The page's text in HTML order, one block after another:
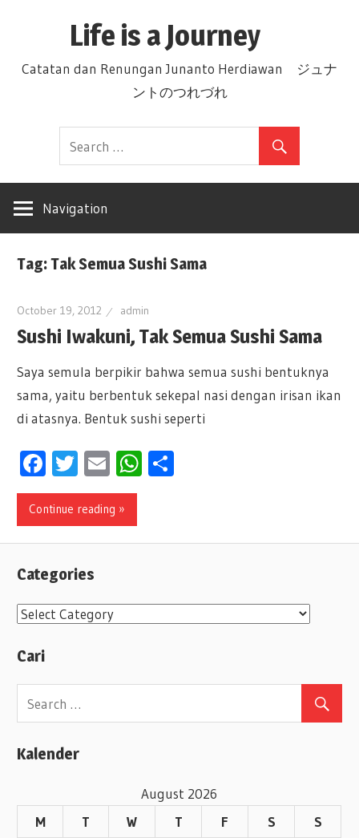
Life is a Journey
Catatan dan Renungan Junanto Herdiawan ジュナ
ントのつれづれ
Navigation
Tag: Tak Semua Sushi Sama
October 19, 2012 admin
Sushi Iwakuni, Tak Semua Sushi Sama
Saya semula berpikir bahwa semua sushi bentuknya
sama, yaitu berbentuk sekepal nasi dengan irisan ikan
di atasnya. Bentuk sushi seperti
Facebook
Twitter
EmailWhatsApp
Continue reading »
Categories
C
t
e
r
Cari
Kalender
August 2026
M
T W T F S S